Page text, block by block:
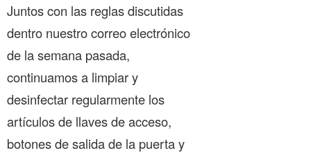
Juntos con las reglas discutidas
dentro nuestro correo electrónico
de la semana pasada,
continuamos a limpiar y
desinfectar regularmente los
artículos de llaves de acceso,
botones de salida de la puerta y